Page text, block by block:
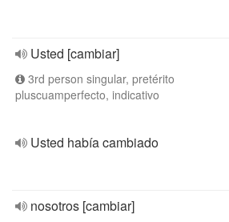
Usted [cambiar]
3rd person singular, pretérito
pluscuamperfecto, indicativo
Usted había cambiado
nosotros [cambiar]